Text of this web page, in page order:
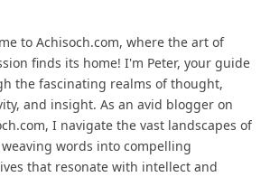
to Achisoch.com, where the art of
finds its home! I'm Peter, your guide
the fascinating realms of thought,
and insight. As an avid blogger on
I navigate the vast landscapes of
weaving words into compelling
that resonate with intellect and